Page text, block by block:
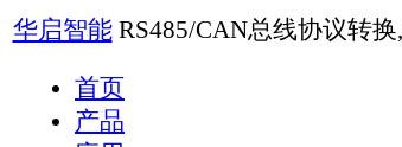
华启智能RS485/CAN总线协议转换,工业设备
产品
应用
支持